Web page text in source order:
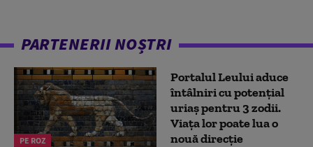
PARTENERII NOȘTRI
PE ROZ
Portalul Leului aduce
întâlniri cu potențial
uriaș pentru 3 zodii.
Viața lor poate lua o
nouă direcție